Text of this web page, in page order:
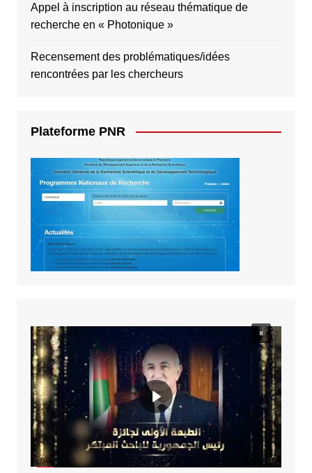
Appel à inscription au réseau thématique de
recherche en « Photonique »
Recensement des problématiques/idées
rencontrées par les chercheurs
Plateforme PNR